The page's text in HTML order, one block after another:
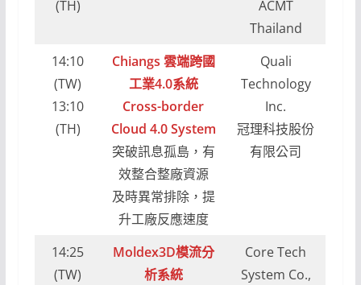
(TH)
ACMT
Thailand
14:10
(TW)
13:10
(TH)
Chiangs 雲端跨國
工業4.0系統
Cross-border
Cloud 4.0 System
突破訊息孤島，有
效整合整廠資源
及時異常排除，提
升工廠反應速度
Quali
Technology
Inc.
冠理科技股份
有限公司
14:25
(TW)
Moldex3D模流分
析系統
Core Tech
System Co.,